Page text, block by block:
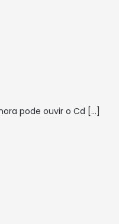
pode ouvir o Cd […]